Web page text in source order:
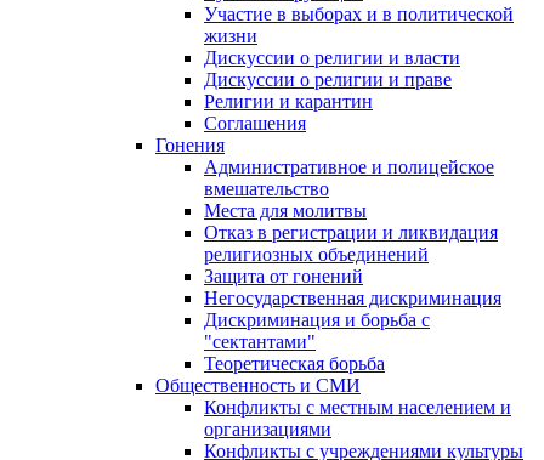
Участие в выборах и в политической
жизни
Дискуссии о религии и власти
Дискуссии о религии и праве
Религии и карантин
Соглашения
Гонения
Административное и полицейское
вмешательство
Места для молитвы
Отказ в регистрации и ликвидация
религиозных объединений
Защита от гонений
Негосударственная дискриминация
Дискриминация и борьба с
"сектантами"
Теоретическая борьба
Общественность и СМИ
Конфликты с местным населением и
организациями
Конфликты с учреждениями культуры